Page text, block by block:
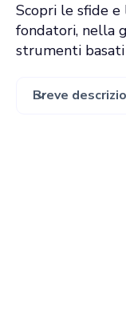
Scopri le sfide
fondatori, nella
strumenti
Breve